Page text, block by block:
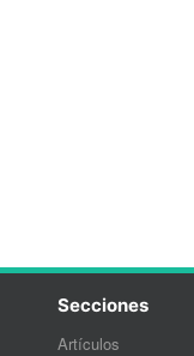
Secciones
Artículos